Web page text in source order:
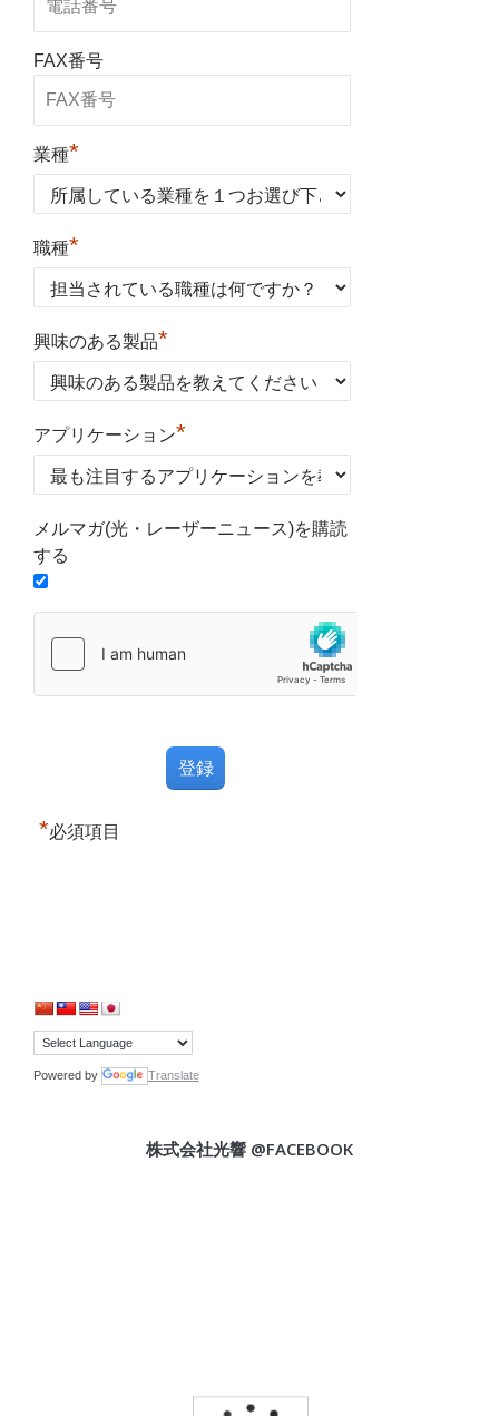
FAX番号
業種*
職種*
興味のある製品*
アプリケーション*
メルマガ(光・レーザーニュース)を購読
する
*必須項目
Powered by Translate
株式会社光響 @FACEBOOK